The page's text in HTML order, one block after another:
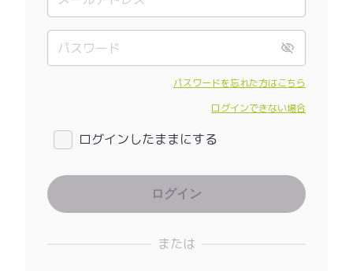
パスワードを忘れた方はこちら
ログインできない場合
ログインしたままにする
または